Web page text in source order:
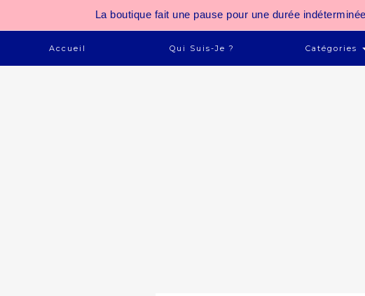
La boutique fait une pause pour une durée
Accueil Qui Suis-Je ? Catégories